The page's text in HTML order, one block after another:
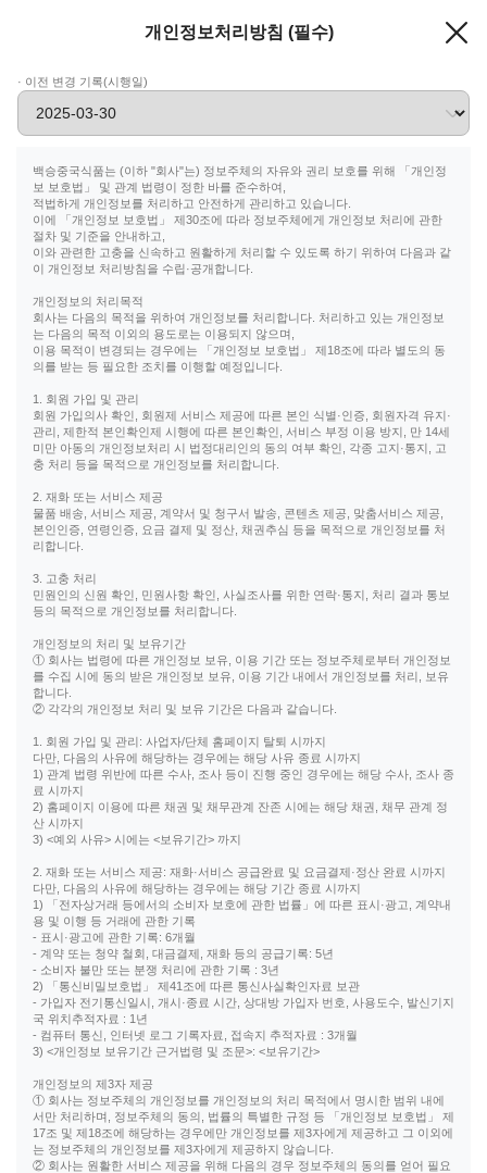
개인정보처리방침 (필수)
· 이전 변경 기록(시행일)
백승중국식품는 (이하 "회사"는) 정보주체의 자유와 권리 보호를 위해 「개인정
보 보호법」 및 관계 법령이 정한 바를 준수하여,
적법하게 개인정보를 처리하고 안전하게 관리하고 있습니다.
이에 「개인정보 보호법」 제30조에 따라 정보주체에게 개인정보 처리에 관한
절차 및 기준을 안내하고,
이와 관련한 고충을 신속하고 원활하게 처리할 수 있도록 하기 위하여 다음과 같
이 개인정보 처리방침을 수립·공개합니다.
개인정보의 처리목적
회사는 다음의 목적을 위하여 개인정보를 처리합니다. 처리하고 있는 개인정보
는 다음의 목적 이외의 용도로는 이용되지 않으며,
이용 목적이 변경되는 경우에는 「개인정보 보호법」 제18조에 따라 별도의 동
의를 받는 등 필요한 조치를 이행할 예정입니다.
1. 회원 가입 및 관리
회원 가입의사 확인, 회원제 서비스 제공에 따른 본인 식별·인증, 회원자격 유지·
관리, 제한적 본인확인제 시행에 따른 본인확인, 서비스 부정 이용 방지, 만 14세
미만 아동의 개인정보처리 시 법정대리인의 동의 여부 확인, 각종 고지·통지, 고
충 처리 등을 목적으로 개인정보를 처리합니다.
2. 재화 또는 서비스 제공
물품 배송, 서비스 제공, 계약서 및 청구서 발송, 콘텐츠 제공, 맞춤서비스 제공,
본인인증, 연령인증, 요금 결제 및 정산, 채권추심 등을 목적으로 개인정보를 처
리합니다.
3. 고충 처리
민원인의 신원 확인, 민원사항 확인, 사실조사를 위한 연락·통지, 처리 결과 통보
등의 목적으로 개인정보를 처리합니다.
개인정보의 처리 및 보유기간
① 회사는 법령에 따른 개인정보 보유, 이용 기간 또는 정보주체로부터 개인정보
를 수집 시에 동의 받은 개인정보 보유, 이용 기간 내에서 개인정보를 처리, 보유
합니다.
② 각각의 개인정보 처리 및 보유 기간은 다음과 같습니다.
1. 회원 가입 및 관리: 사업자/단체 홈페이지 탈퇴 시까지
다만, 다음의 사유에 해당하는 경우에는 해당 사유 종료 시까지
1) 관계 법령 위반에 따른 수사, 조사 등이 진행 중인 경우에는 해당 수사, 조사 종
료 시까지
2) 홈페이지 이용에 따른 채권 및 채무관계 잔존 시에는 해당 채권, 채무 관계 정
산 시까지
3) <예외 사유> 시에는 <보유기간> 까지
2. 재화 또는 서비스 제공: 재화·서비스 공급완료 및 요금결제·정산 완료 시까지
다만, 다음의 사유에 해당하는 경우에는 해당 기간 종료 시까지
1) 「전자상거래 등에서의 소비자 보호에 관한 법률」에 따른 표시·광고, 계약내
용 및 이행 등 거래에 관한 기록
- 표시·광고에 관한 기록: 6개월
- 계약 또는 청약 철회, 대금결제, 재화 등의 공급기록: 5년
- 소비자 불만 또는 분쟁 처리에 관한 기록 : 3년
2) 「통신비밀보호법」 제41조에 따른 통신사실확인자료 보관
- 가입자 전기통신일시, 개시·종료 시간, 상대방 가입자 번호, 사용도수, 발신기지
국 위치추적자료 : 1년
- 컴퓨터 통신, 인터넷 로그 기록자료, 접속지 추적자료 : 3개월
3) <개인정보 보유기간 근거법령 및 조문>: <보유기간>
개인정보의 제3자 제공
① 회사는 정보주체의 개인정보를 개인정보의 처리 목적에서 명시한 범위 내에
서만 처리하며, 정보주체의 동의, 법률의 특별한 규정 등 「개인정보 보호법」 제
17조 및 제18조에 해당하는 경우에만 개인정보를 제3자에게 제공하고 그 이외에
는 정보주체의 개인정보를 제3자에게 제공하지 않습니다.
② 회사는 원활한 서비스 제공을 위해 다음의 경우 정보주체의 동의를 얻어 필요